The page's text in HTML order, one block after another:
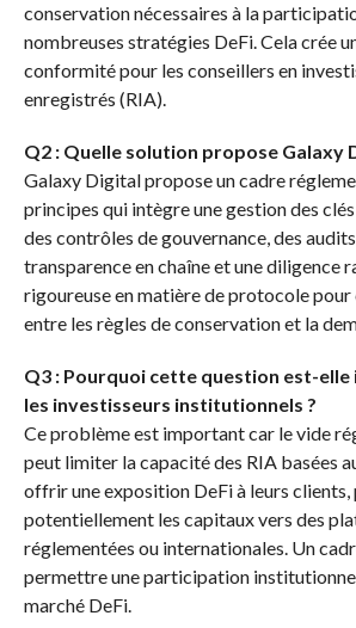
conservation nécessaires à la
nombreuses stratégies DeFi. Cela crée
conformité pour les conseillers en
enregistrés (RIA).
Q2 : Quelle solution propose Galaxy
Galaxy Digital propose un cadre
principes qui intègre une gestion des
des contrôles de gouvernance, des
transparence en chaîne et une diligence
rigoureuse en matière de protocole pour
entre les règles de conservation et la
Q3 : Pourquoi cette question est-
les investisseurs institutionnels ?
Ce problème est important car le vide
peut limiter la capacité des RIA basées
offrir une exposition DeFi à leurs clients,
potentiellement les capitaux vers des
réglementées ou internationales. Un
permettre une participation
marché DeFi.